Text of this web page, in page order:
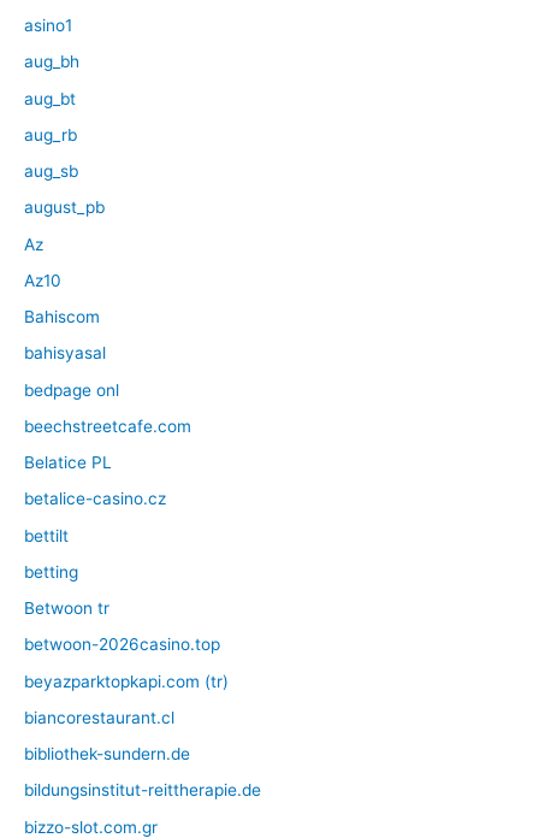
asino1
aug_bh
aug_bt
aug_rb
aug_sb
august_pb
Az
Az10
Bahiscom
bahisyasal
bedpage onl
beechstreetcafe.com
Belatice PL
betalice-casino.cz
bettilt
betting
Betwoon tr
betwoon-2026casino.top
beyazparktopkapi.com (tr)
biancorestaurant.cl
bibliothek-sundern.de
bildungsinstitut-reittherapie.de
bizzo-slot.com.gr